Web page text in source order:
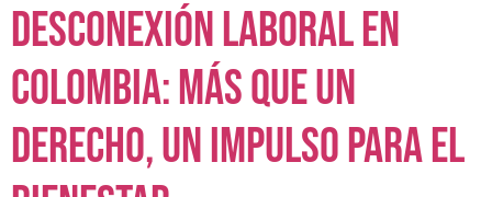
Desconexión laboral en
Colombia: más que un
derecho, un impulso para el